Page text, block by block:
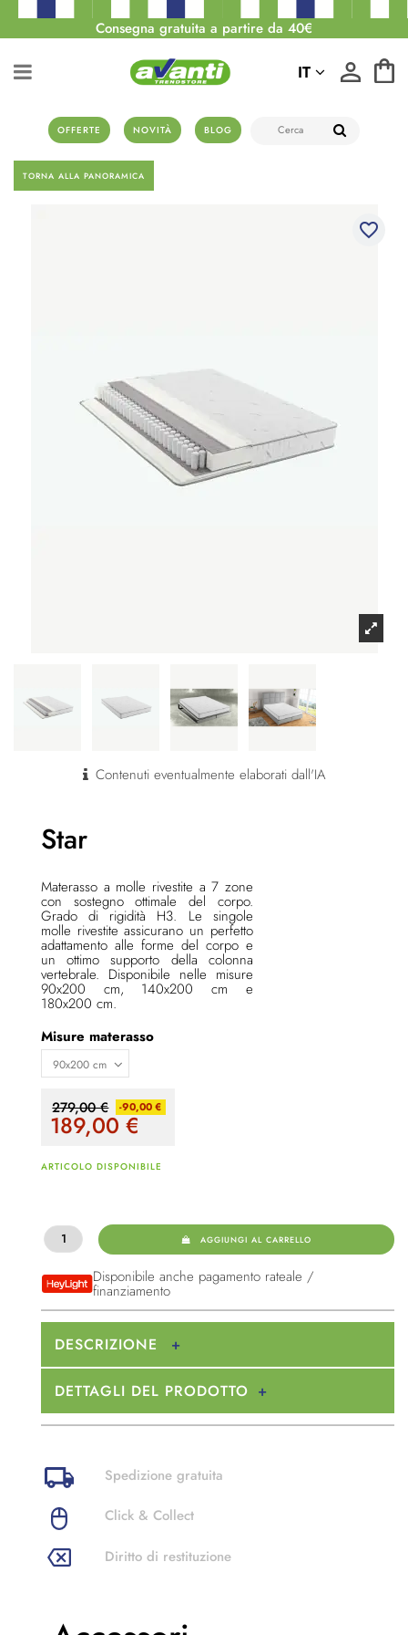
Consegna gratuita a partire da 40€
OFFERTE NOVITÀ BLOG
IT
TORNA ALLA PANORAMICA
favorite_border
Contenuti eventualmente elaborati dall'IA
Star
Materasso a molle rivestite a 7 zone
con sostegno ottimale del corpo.
Grado di rigidità H3. Le singole
molle rivestite assicurano un perfetto
adattamento alle forme del corpo e
un ottimo supporto della colonna
vertebrale. Disponibile nelle misure
90x200 cm, 140x200 cm e
180x200 cm.
Misure materasso
279,00 € -90,00 €
189,00€
ARTICOLO DISPONIBILE
AGGIUNGI AL CARRELLO
Disponibile anche pagamento rateale /
finanziamento
DESCRIZIONE
DETTAGLI DEL PRODOTTO
Spedizione gratuita
Click & Collect
Diritto di restituzione